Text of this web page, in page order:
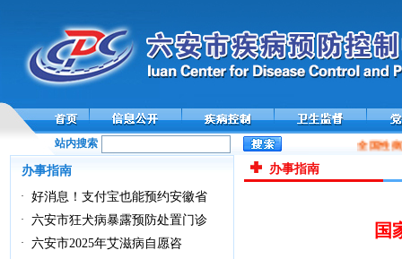
站内搜索 全国性
办事指南
· 好消息！支付宝也能预约安徽省
· 六安市狂犬病暴露预防处置门诊
· 六安市2025年艾滋病自愿咨
办事指南
国